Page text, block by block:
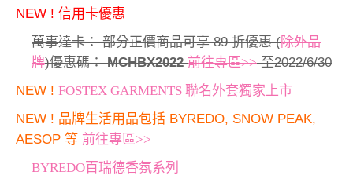
NEW ! 信用卡優惠
萬事達卡： 部分正價商品可享 89 折優惠 (除外品
牌)優惠碼：MCHBX2022 前往專區>>至2022/6/30
NEW ! FOSTEX GARMENTS 聯名外套獨家上市
NEW ! 品牌生活用品包括 BYREDO, SNOW PEAK,
AESOP 等 前往專區>>
BYREDO百瑞德香氛系列